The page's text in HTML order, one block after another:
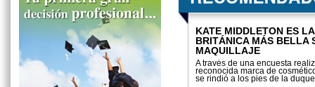
KATE MIDDLETON ES LA
BRITÁNICA MÁS BELLA
MAQUILLAJE
A través de una encuesta
reconocida marca de
se rindió a los pies de la